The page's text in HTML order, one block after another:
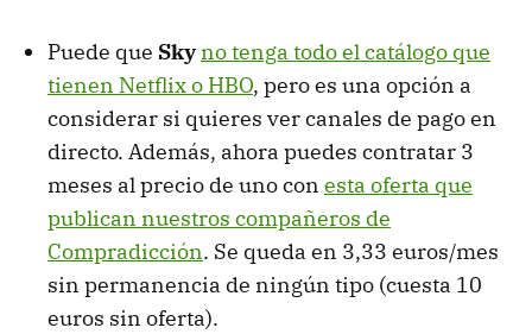
Puede que Skyno tenga todo el catálogo que
tienen Netflix o HBO, pero es una opción a
considerar si quieres ver canales de pago en
directo. Además, ahora puedes contratar 3
meses al precio de uno con esta oferta que
publican nuestros compañeros de
Compradicción. Se queda en 3,33 euros/mes
sin permanencia de ningún tipo (cuesta 10
euros sin oferta).